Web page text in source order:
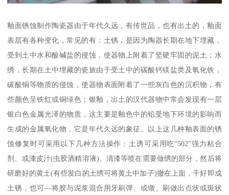
釉面锈蚀制作陶瓷器由于年代久远，有传世品，也有出土的，釉面
表层有各种变化，常见的有：土锈，是因为陶器长期在地下埋藏，
受到土中水和酸碱盐的侵蚀，使器物上附着了坚硬牢固的泥土；水
绣，长期在土中埋藏的瓷旅由于受土中的碳酸钙镁盐类及氧化铁，
碳酸铜等物质的侵蚀，使器物表面附着了一些灰白色的沉积物，有
些颜色呈铁红或铜绿色；银釉，出土的汉代器物中常会发现有一层
银白色金属光泽的物质，这主要是釉色中的铅受地下环境的影响而
生成的金属氧化物，它是年代久远的象征。以上这几种釉表面的锈
蚀修复时可采用以下几种方法操作：土诱可采用吃“502”强力粘合
剂、或漆皮汁(虫胶酒精溶液)、清漆等喷在需要做绣的部分，然后将
研磨好的黄土(有些发白的土绣可将黄土中加子)撤在上面，干好即成
土锈，也可—将胶与泥浆混合用牙刷弹、或镦、刷做出点状或斑状